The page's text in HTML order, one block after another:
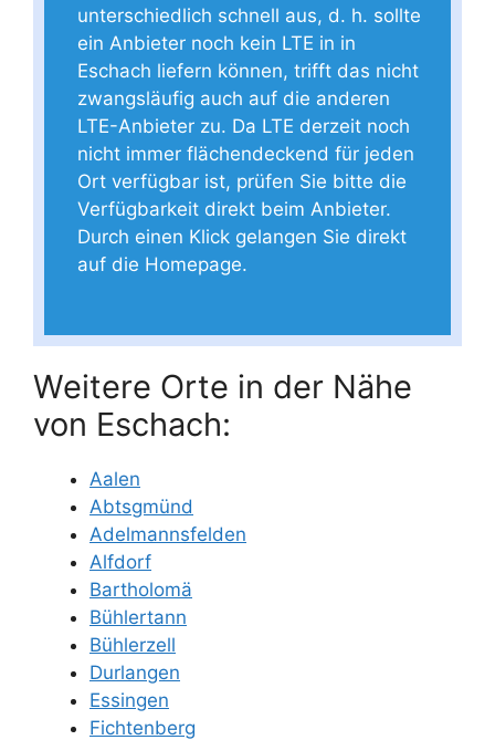
unterschiedlich schnell aus, d. h. sollte
ein Anbieter noch kein LTE in in
Eschach liefern können, trifft das nicht
zwangsläufig auch auf die anderen
LTE-Anbieter zu. Da LTE derzeit noch
nicht immer flächendeckend für jeden
Ort verfügbar ist, prüfen Sie bitte die
Verfügbarkeit direkt beim Anbieter.
Durch einen Klick gelangen Sie direkt
auf die Homepage.
Weitere Orte in der Nähe
von Eschach:
Aalen
Abtsgmünd
Adelmannsfelden
Alfdorf
Bartholomä
Bühlertann
Bühlerzell
Durlangen
Essingen
Fichtenberg